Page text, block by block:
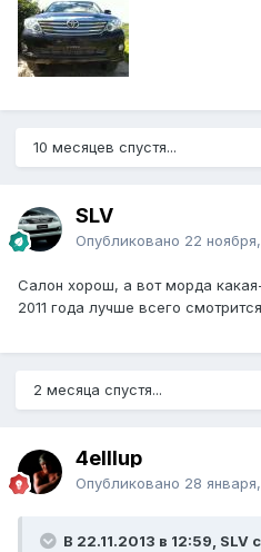
10 месяцев спустя...
SLV
Опубликовано 22
Салон хорош, а вот морда
2011 года лучше всего смотрится
2 месяца спустя...
4elllup
Опубликовано 28
В 22.11.2013 в 12:59, SLV